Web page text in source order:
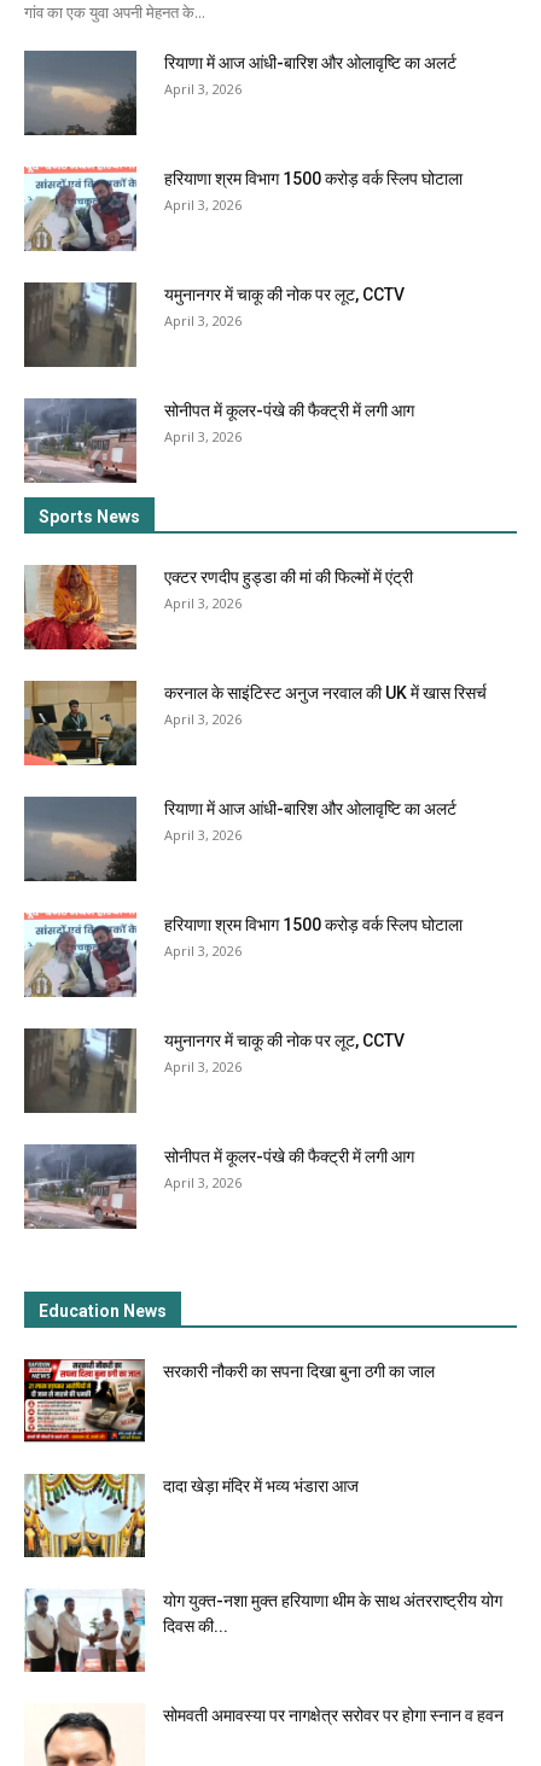
गांव का एक युवा अपनी मेहनत के...
रियाणा में आज आंधी-बारिश और ओलावृष्टि का अलर्ट
April 3, 2026
हरियाणा श्रम विभाग 1500 करोड़ वर्क स्लिप घोटाला
April 3, 2026
यमुनानगर में चाकू की नोक पर लूट, CCTV
April 3, 2026
सोनीपत में कूलर-पंखे की फैक्ट्री में लगी आग
April 3, 2026
Sports News
एक्टर रणदीप हुड्डा की मां की फिल्मों में एंट्री
April 3, 2026
करनाल के साइंटिस्ट अनुज नरवाल की UK में खास रिसर्च
April 3, 2026
रियाणा में आज आंधी-बारिश और ओलावृष्टि का अलर्ट
April 3, 2026
हरियाणा श्रम विभाग 1500 करोड़ वर्क स्लिप घोटाला
April 3, 2026
यमुनानगर में चाकू की नोक पर लूट, CCTV
April 3, 2026
सोनीपत में कूलर-पंखे की फैक्ट्री में लगी आग
April 3, 2026
Education News
सरकारी नौकरी का सपना दिखा बुना ठगी का जाल
दादा खेड़ा मंदिर में भव्य भंडारा आज
योग युक्त-नशा मुक्त हरियाणा थीम के साथ अंतरराष्ट्रीय योग
दिवस की...
सोमवती अमावस्या पर नागक्षेत्र सरोवर पर होगा स्नान व हवन